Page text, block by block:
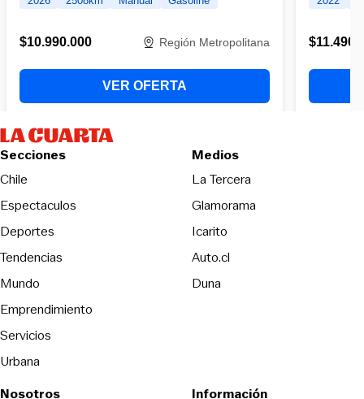
Secciones
Chile
Espectaculos
Deportes
Tendencias
Mundo
Emprendimiento
Servicios
Urbana
Medios
La Tercera
Glamorama
Icarito
Auto.cl
Duna
Nosotros Información